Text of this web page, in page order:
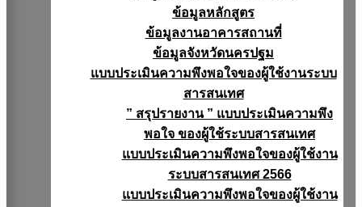
ข้อมูลหลักสูตร
ข้อมูลงานอาคารสถานที่
ข้อมูลจังหวัดนครปฐม
แบบประเมินความพึงพอใจของผู้ใช้งานระบบ
สารสนเทศ
” สรุปรายงาน ” แบบประเมินความพึง
พอใจ ของผู้ใช้ระบบสารสนเทศ
แบบประเมินความพึงพอใจของผู้ใช้งาน
ระบบสารสนเทศ 2566
แบบประเมินความพึงพอใจของผู้ใช้งาน